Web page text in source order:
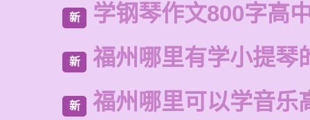
新 学钢琴作文800字高
新 福州哪里有学小提琴
新 福州哪里可以学音乐